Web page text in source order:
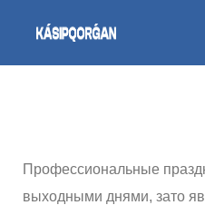
Профессиональные
выходными днями, зато